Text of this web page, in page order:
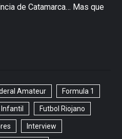
de Catamarca… Mas que
Amateur Formula 1
Futbol Riojano
Interview